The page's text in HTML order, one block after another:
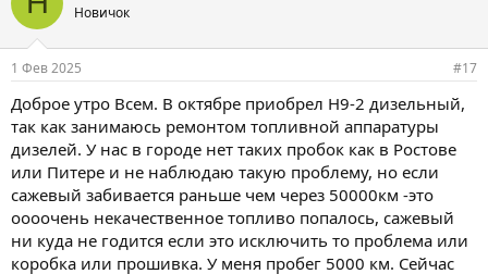
Новичок
1 Фев 2025 #17
Доброе утро Всем. В октябре приобрел Н9-2 дизельный,
так как занимаюсь ремонтом топливной аппаратуры
дизелей. У нас в городе нет таких пробок как в Ростове
или Питере и не наблюдаю такую проблему, но если
сажевый забивается раньше чем через 50000км -это
оооочень некачественное топливо попалось, сажевый
ни куда не годится если это исключить то проблема или
коробка или прошивка. У меня пробег 5000 км. Сейчас